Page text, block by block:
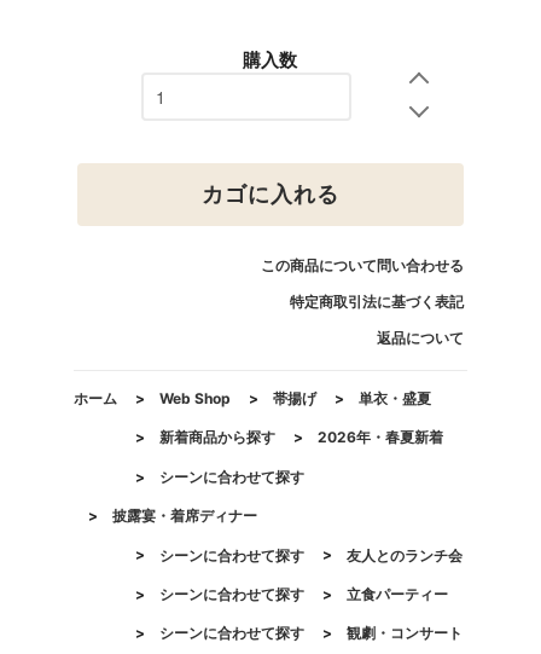
購入数
カゴに入れる
この商品について問い合わせる
特定商取引法に基づく表記
返品について
ホーム > Web Shop > 帯揚げ > 単衣・盛夏
> 新着商品から探す > 2026年・春夏新着
> シーンに合わせて探す
> 披露宴・着席ディナー
> シーンに合わせて探す > 友人とのランチ会
> シーンに合わせて探す > 立食パーティー
> シーンに合わせて探す > 観劇・コンサート